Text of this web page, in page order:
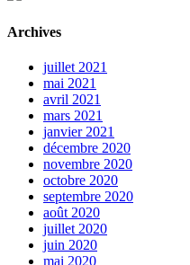
Archives
juillet 2021
mai 2021
avril 2021
mars 2021
janvier 2021
décembre 2020
novembre 2020
octobre 2020
septembre 2020
août 2020
juillet 2020
juin 2020
mai 2020